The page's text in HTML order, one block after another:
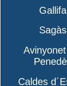
Gallifa
Sagàs
Avinyonet
Caldes